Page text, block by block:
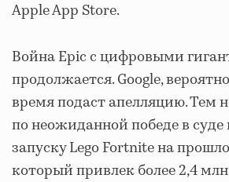
Apple App Store.
Война Epic с цифровыми
продолжается. Google,
время подаст апелляцию. Тем
по неожиданной победе в
запуску Lego Fortnite на
который привлек более 2,4 млн